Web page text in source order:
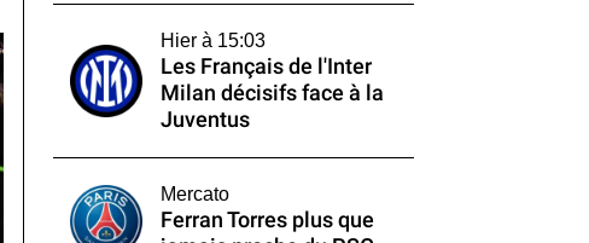
Hier à 15:03
Les Français de l'Inter
Milan décisifs face à la
Juventus
Mercato
Ferran Torres plus que